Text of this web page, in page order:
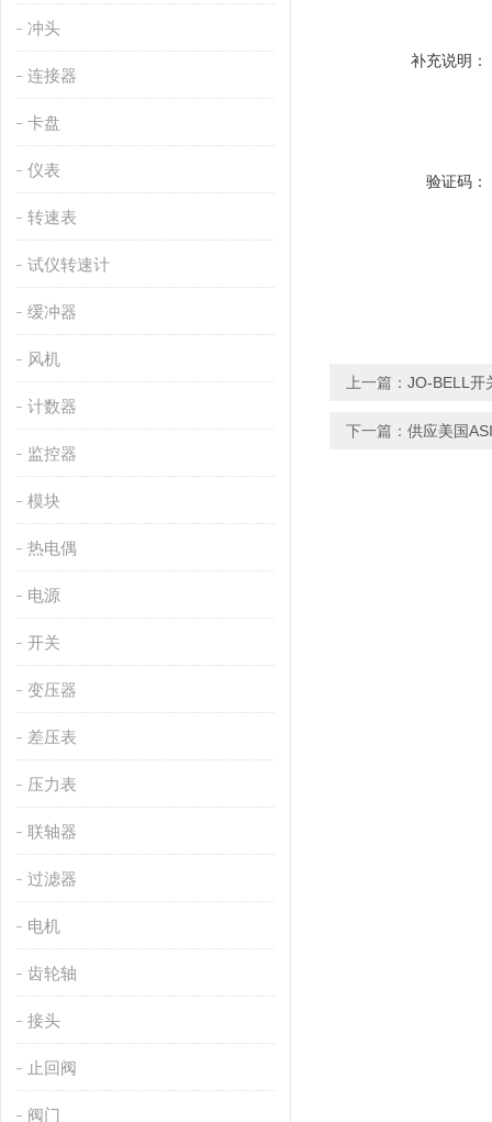
冲头
连接器
卡盘
仪表
转速表
试仪转速计
缓冲器
风机
计数器
监控器
模块
热电偶
电源
开关
变压器
差压表
压力表
联轴器
过滤器
电机
齿轮轴
接头
止回阀
阀门
补充说明：
验证码：
上一篇： JO-BELL开
下一篇： 供应美国